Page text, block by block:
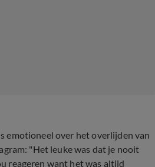
emotioneel over het overlijden van
"Het leuke was dat je nooit
reageren want het was altijd